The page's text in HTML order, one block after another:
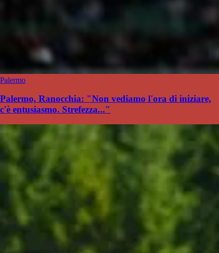
Palermo
Palermo, Ranocchia: "Non vediamo l'ora di iniziare,
c'è entusiasmo. Strefezza..."